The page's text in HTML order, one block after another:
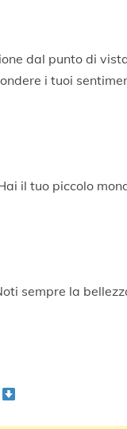
dal punto di
i tuoi
il tuo piccolo
sempre la